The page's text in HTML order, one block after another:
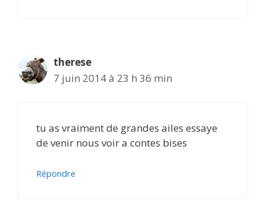
therese
7 juin 2014 à 23 h 36 min
tu as vraiment de grandes ailes essaye
de venir nous voir a contes bises
Répondre